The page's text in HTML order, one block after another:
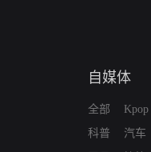
自媒体
全部
科普
Kpop
汽车